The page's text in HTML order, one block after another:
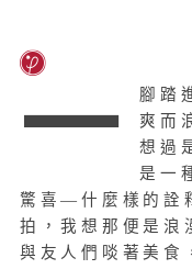
一
腳踏
爽而
想過
是一
驚喜—什麼樣的詮
拍，我想那便是浪
與友人們啖著美食